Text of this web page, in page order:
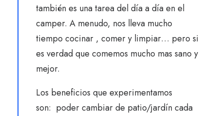
también es una tarea del día a día en el
camper. A menudo, nos lleva mucho
tiempo cocinar , comer y limpiar… pero si
es verdad que comemos mucho mas sano y
mejor.
Los beneficios que experimentamos
son: poder cambiar de patio/jardín cada